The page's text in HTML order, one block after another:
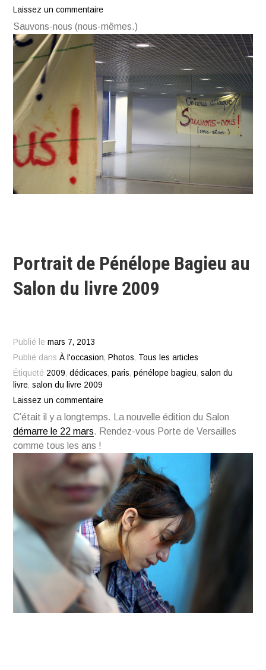
Laissez un commentaire
Sauvons-nous (nous-mêmes.)
Portrait de Pénélope Bagieu au
Salon du livre 2009
Publié lemars 7, 2013
Publié dansÀ l'occasion, Photos, Tous les articles
Étiqueté 2009,dédicaces,paris,pénélope bagieu,salon du
livre,salon du livre 2009
Laissez un commentaire
C’était il y a longtemps. La nouvelle édition du Salon
démarre le 22 mars. Rendez-vous Porte de Versailles
comme tous les ans !